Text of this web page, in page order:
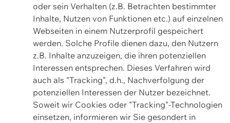
oder sein Verhalten (z.B. Betrachten bestimmter
Inhalte, Nutzen von Funktionen etc.) auf einzelnen
Webseiten in einem Nutzerprofil gespeichert
werden. Solche Profile dienen dazu, den Nutzern
z.B. Inhalte anzuzeigen, die ihren potenziellen
Interessen entsprechen. Dieses Verfahren wird
auch als "Tracking", d.h., Nachverfolgung der
potenziellen Interessen der Nutzer bezeichnet.
Soweit wir Cookies oder "Tracking"-Technologien
einsetzen, informieren wir Sie gesondert in